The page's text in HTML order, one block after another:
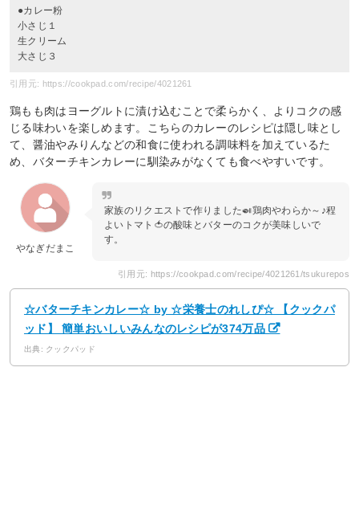
●カレー粉
小さじ１
生クリーム
大さじ３
引用元: https://cookpad.com/recipe/4021261
鶏もも肉はヨーグルトに漬け込むことで柔らかく、よりコクの感
じる味わいを楽しめます。こちらのカレーのレシピは隠し味とし
て、醤油やみりんなどの和食に使われる調味料を加えているた
め、バターチキンカレーに馴染みがなくても食べやすいです。
やなぎだまこ
家族のリクエストで作りました🍛鶏肉やわらか～♪程
よいトマト🍅の酸味とバターのコクが美味しいで
す。
引用元: https://cookpad.com/recipe/4021261/tsukurepos
☆バターチキンカレー☆ by ☆栄養士のれしぴ☆ 【クックパ
ッド】 簡単おいしいみんなのレシピが374万品
出典: クックパッド